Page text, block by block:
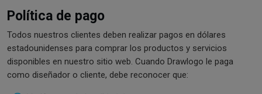
Política de pago
Todos nuestros clientes deben realizar pagos en dólares
estadounidenses para comprar los productos y servicios
disponibles en nuestro sitio web. Cuando Drawlogo le paga
como diseñador o cliente, debe reconocer que: